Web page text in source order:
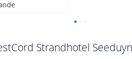
Strandhotel